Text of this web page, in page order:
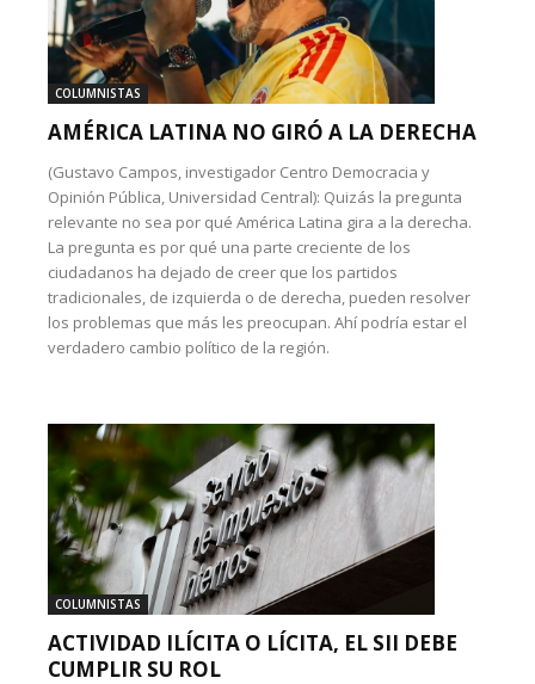
COLUMNISTAS
AMÉRICA LATINA NO GIRÓ A LA DERECHA
(Gustavo Campos, investigador Centro Democracia y
Opinión Pública, Universidad Central): Quizás la pregunta
relevante no sea por qué América Latina gira a la derecha.
La pregunta es por qué una parte creciente de los
ciudadanos ha dejado de creer que los partidos
tradicionales, de izquierda o de derecha, pueden resolver
los problemas que más les preocupan. Ahí podría estar el
verdadero cambio político de la región.
COLUMNISTAS
ACTIVIDAD ILÍCITA O LÍCITA, EL SII DEBE
CUMPLIR SU ROL